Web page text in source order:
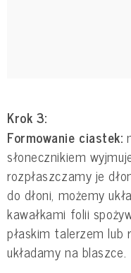
Krok 3:
Formowanie ciastek:
słonecznikiem
rozpłaszczamy je
do dłoni, możemy
kawałkami folii
płaskim talerzem lub
układamy na blaszce.